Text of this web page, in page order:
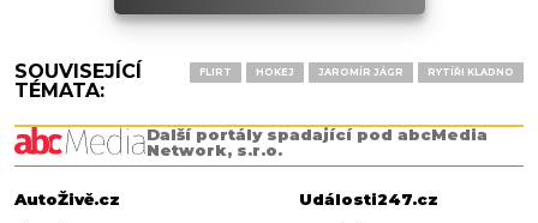
SOUVISEJÍCÍ
TÉMATA:
FLIRT HOKEJ JAROMÍR JÁGR RYTÍŘI KLADNO
Další portály spadající pod abcMedia
Network, s.r.o.
AutoŽivě.cz
Události247.cz